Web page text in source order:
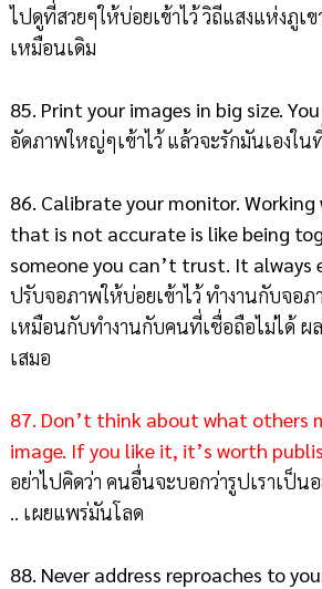
ไปดูที่สวยๆให้บ่อยเข้าไว้ วิถีแสงแห่งภูเข
เหมือนเดิม
85. Print your images in big size.
อัดภาพใหญ่ๆเข้าไว้ แล้วจะรักมันเองใน
86. Calibrate your monitor.
that is not accurate is like being
someone you can’t trust. It always
ปรับจอภาพให้บ่อยเข้าไว้ ทำงานกับจอ
เหมือนกับทำงานกับคนที่เชื่อถือไม่ได้ ผล
เสมอ
87. Don’t think about what others
image. If you like it, it’s worth
อย่าไปคิดว่า คนอื่นจะบอกว่ารูปเราเป็น
.. เผยแพร่มันโลด
88. Never address reproaches to